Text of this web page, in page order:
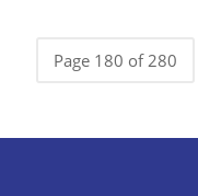
Page 180 of 280